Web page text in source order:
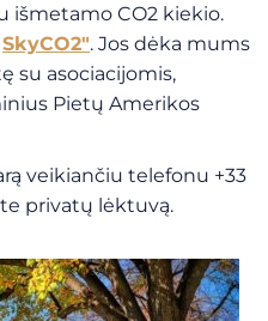
išmetamo CO2 kiekio.
SkyCO2″. Jos dėka mums
su asociacijomis,
Pietų Amerikos
veikiančiu telefonu +33
privatų lėktuvą.